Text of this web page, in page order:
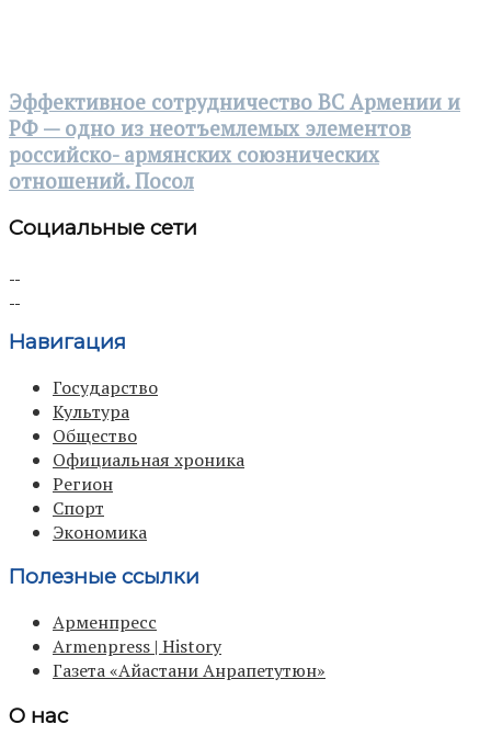
Эффективное сотрудничество ВС Армении и
РФ — одно из неотъемлемых элементов
российско- армянских союзнических
отношений. Посол
Социальные сети
Навигация
Государство
Культура
Общество
Официальная хроника
Регион
Спорт
Экономика
Полезные ссылки
Арменпресс
Armenpress | History
Газета «Айастани Анрапетутюн»
О нас